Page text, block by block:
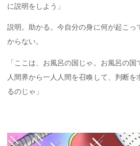
に説明をしよう」
説明。助かる。今自分の身に何が起こっ
からない。
「ここは、お風呂の国じゃ。お風呂の国
人間界から一人人間を召喚して、判断を
るのじゃ」